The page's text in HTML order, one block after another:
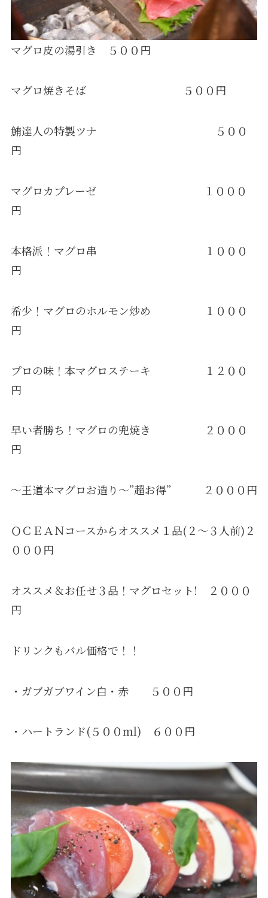
マグロ皮の湯引き ５００円
マグロ焼きそば ５００円
鮪達人の特製ツナ ５００
円
マグロカプレーゼ １０００
円
本格派！マグロ串 １０００
円
希少！マグロのホルモン炒め １０００
円
プロの味！本マグロステーキ １２００
円
早い者勝ち！ マグロの兜焼き ２０００
円
～王道本マグロお造り～”超お得” ２０００円
ＯＣＥＡＮコースからオススメ１品(２～３人前)２
０００円
オススメ＆お任せ３品！マグロセット! ２０００
円
ドリンクもバル価格で！！
・ガブガブワイン白・赤 ５００円
・ハートランド(５００ml) ６００円